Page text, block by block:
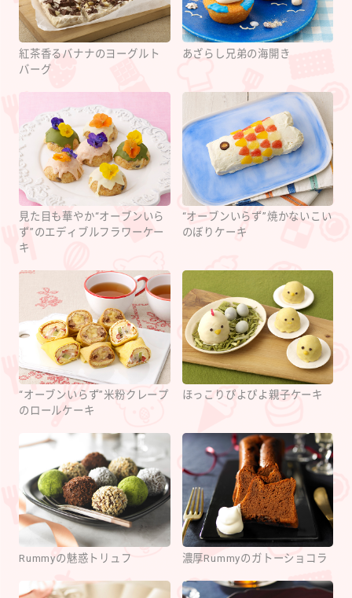
紅茶香るバナナのヨーグルト
バーグ
あざらし兄弟の海開き
見た目も華やか“オーブンいら
ず”のエディブルフラワーケー
キ
“オーブンいらず”焼かないこい
のぼりケーキ
“オーブンいらず”米粉クレープ
のロールケーキ
ほっこりぴよぴよ親子ケーキ
Rummyの魅惑トリュフ 濃厚Rummyのガトーショコラ